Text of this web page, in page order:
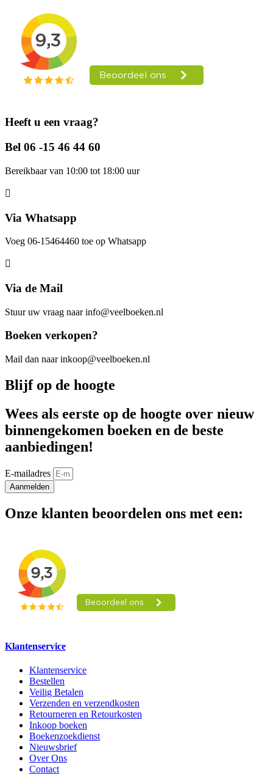
Heeft u een vraag?
Bel 06 -15 46 44 60
Bereikbaar van 10:00 tot 18:00 uur
Via Whatsapp
Voeg 06-15464460 toe op Whatsapp
Via de Mail
Stuur uw vraag naar info@veelboeken.nl
Boeken verkopen?
Mail dan naar inkoop@veelboeken.nl
Blijf op de hoogte
Wees als eerste op de hoogte over nieuw
binnengekomen boeken en de beste
aanbiedingen!
E-mailadres
Aanmelden
Onze klanten beoordelen ons met een:
Klantenservice
Klantenservice
Bestellen
Veilig Betalen
Verzenden en verzendkosten
Retourneren en Retourkosten
Inkoop boeken
Boekenzoekdienst
Nieuwsbrief
Over Ons
Contact